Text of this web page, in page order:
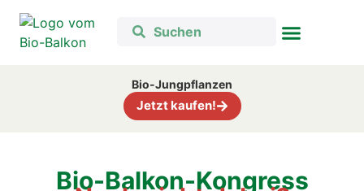
Bio-Jungpflanzen
Jetzt kaufen!
Bio-Balkon-Kongress